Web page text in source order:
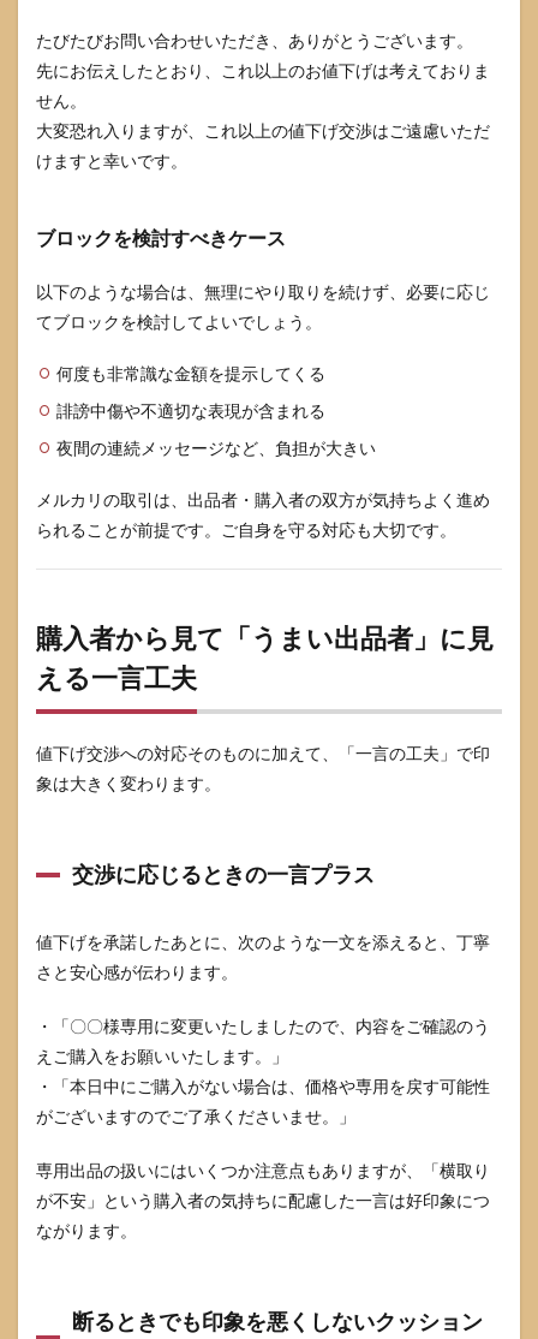
たびたびお問い合わせいただき、ありがとうございます。
先にお伝えしたとおり、これ以上のお値下げは考えておりま
せん。
大変恐れ入りますが、これ以上の値下げ交渉はご遠慮いただ
けますと幸いです。
ブロックを検討すべきケース
以下のような場合は、無理にやり取りを続けず、必要に応じ
てブロックを検討してよいでしょう。
何度も非常識な金額を提示してくる
誹謗中傷や不適切な表現が含まれる
夜間の連続メッセージなど、負担が大きい
メルカリの取引は、出品者・購入者の双方が気持ちよく進め
られることが前提です。ご自身を守る対応も大切です。
購入者から見て「うまい出品者」に見
える一言工夫
値下げ交渉への対応そのものに加えて、「一言の工夫」で印
象は大きく変わります。
交渉に応じるときの一言プラス
値下げを承諾したあとに、次のような一文を添えると、丁寧
さと安心感が伝わります。
・「〇〇様専用に変更いたしましたので、内容をご確認のう
えご購入をお願いいたします。」
・「本日中にご購入がない場合は、価格や専用を戻す可能性
がございますのでご了承くださいませ。」
専用出品の扱いにはいくつか注意点もありますが、「横取り
が不安」という購入者の気持ちに配慮した一言は好印象につ
ながります。
断るときでも印象を悪くしないクッション